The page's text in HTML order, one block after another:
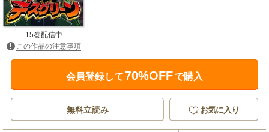
15巻配信中
この作品の注意事項
会員登録して70%OFFで購入
無料立読み お気に入り